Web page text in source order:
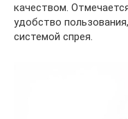
качеством.
удобство
системой спрея.